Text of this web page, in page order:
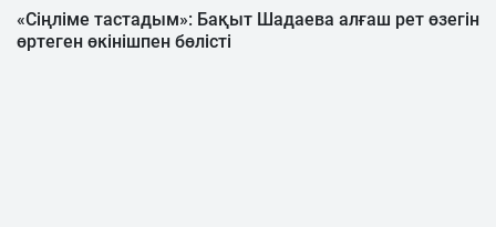
«Сіңліме тастадым»: Бақыт Шадаева алғаш рет өзегін
өртеген өкінішпен бөлісті